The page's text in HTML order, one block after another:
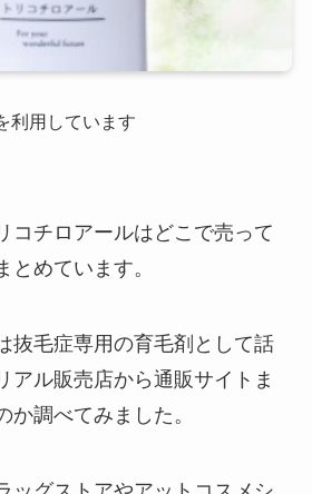
利用しています
コチロアールはどこで売って
とめています。
抜毛症専用の育毛剤として話
アル販売店から通販サイトま
か調べてみました。